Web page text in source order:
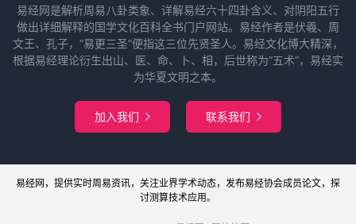
易经网是解析周易八卦类象、详解易经六十四卦含义、对阴阳五行
做出详细解释的国学文化百科全书门户网站。易经作者是伏羲、周
文王、孔子，“易更三圣”便指这三位先贤圣人。易经文化博大精深，
根据易经理论衍生出山、医、命、卜、相，后世称为“五术”，易经实
为华夏文明之本。
加入我们  联系我们 
易经网 ，提供实时周易资讯，关注业界学术动态，发布易经协会成员论文，探
讨测算技术应用。